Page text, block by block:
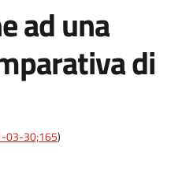
ad una
di
03-30;165)